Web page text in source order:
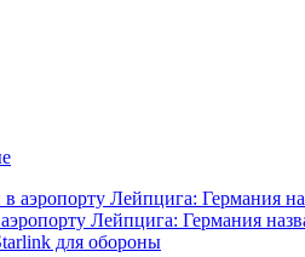
Лейпцига: Германия
для обороны